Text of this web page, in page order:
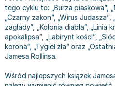
Książki: Prawo konstytucyjne
Książki: Prawo
Książki: Prawo - orzecznictwo
Książki: Prawo pracy
Książki: Prawo Unii Europejskiej
Książki medyczne i naukowe
Książki: Film, muzyka, teatr
Książki: Historia sztuki
Książki o architekturze
Książki: Sztuka użytkowa
Książki: Sztuki wizualne
Książki dla dzieci 3-5 lat
Książki: bajki dla dzieci 3-5 lat
Kolorowanki i książki do
Książki do nauki języków
Książki do nauki pisania i
Kreatywne i aktywizujące
Książki: Zdrowie
Kuchnia i diety - książki
Autorskie książki kucharskie
Ciasta, desery, wypieki - książki
Diety, zdrowe żywienie - książki
Kuchnia polska - książki
Dean Koontz
Andrzej Sapkowski
Stephenie Meyer
Robert Ludlum
Maria Czubaszek
Mario Vargas Llosa
tego cyklu to: „Burza piaskowa”,
„Czarny zakon”, „Wirus
zagłady”, „Kolonia diabła”, „Linia
apokalipsa”, „Labirynt kości”,
korona”, „Tygiel zła” oraz
Jamesa Rollinsa.
Wśród najlepszych książek